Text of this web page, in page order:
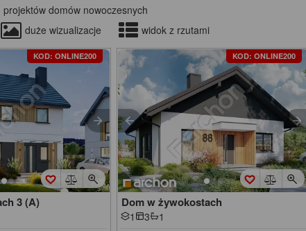
domów nowoczesnych
duże wizualizacje widok z rzutami
KOD: ONLINE200
3 (A)
KOD: ONLINE200
Dom w żywokostach
1 3 1